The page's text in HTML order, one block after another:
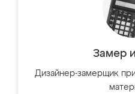
Замер
Дизайнер-замерщик